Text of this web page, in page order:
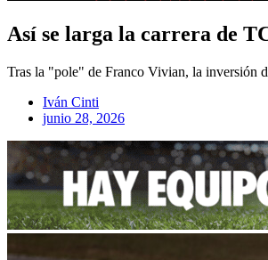
Así se larga la carrera de
Tras la "pole" de Franco Vivian, la inversión
Iván Cinti
junio 28, 2026